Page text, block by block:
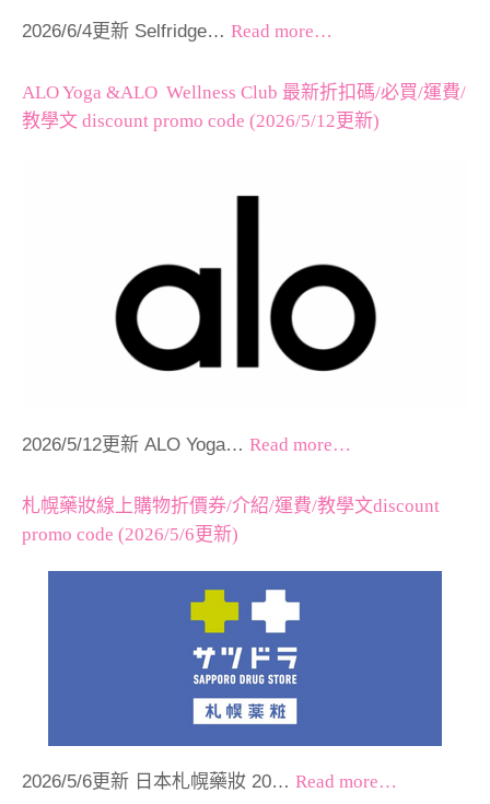
2026/6/4更新 Selfridge… Read more…
ALO Yoga &ALO Wellness Club 最新折扣碼/必買/運費/
教學文 discount promo code (2026/5/12更新)
2026/5/12更新 ALO Yoga… Read more…
札幌藥妝線上購物折價券/介紹/運費/教學文discount
promo code (2026/5/6更新)
2026/5/6更新 日本札幌藥妝 20… Read more…